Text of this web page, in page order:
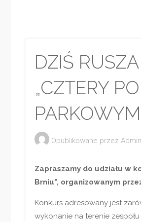
DZIŚ
„CZTERY
Opublikowane przez
Zapraszamy do udziału w
Brniu”, organizowanym
Konkurs adresowany jest
wykonanie na terenie